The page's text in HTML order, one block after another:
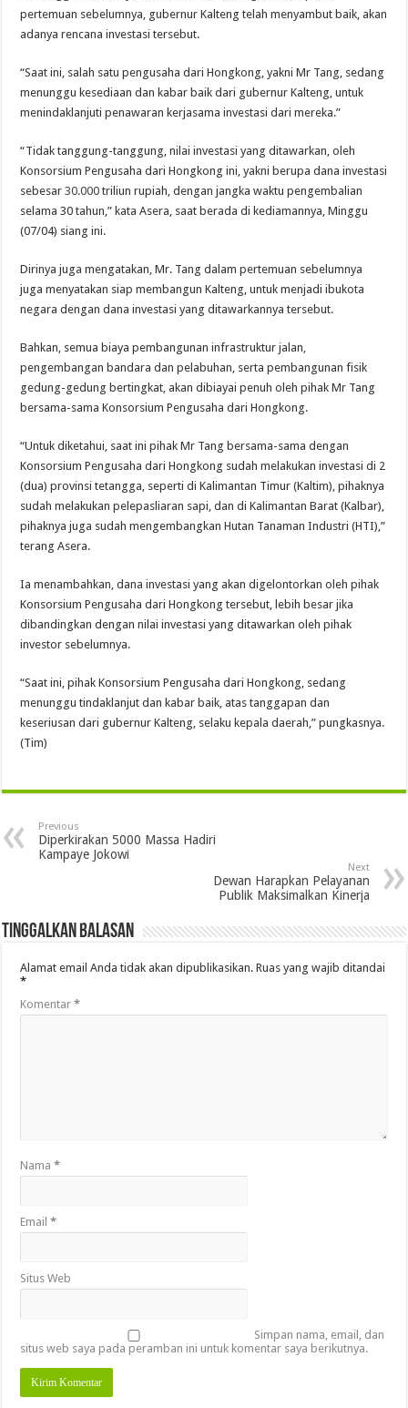
pertemuan sebelumnya, gubernur Kalteng telah menyambut baik, akan
adanya rencana investasi tersebut.
“Saat ini, salah satu pengusaha dari Hongkong, yakni Mr Tang, sedang
menunggu kesediaan dan kabar baik dari gubernur Kalteng, untuk
menindaklanjuti penawaran kerjasama investasi dari mereka.”
“Tidak tanggung-tanggung, nilai investasi yang ditawarkan, oleh
Konsorsium Pengusaha dari Hongkong ini, yakni berupa dana investasi
sebesar30.000 triliun rupiah, dengan jangka waktu pengembalian
selama 30 tahun,” kata Asera, saat berada di kediamannya, Minggu
(07/04) siang ini.
Dirinya juga mengatakan, Mr. Tang dalam pertemuan sebelumnya
juga menyatakan siap membangun Kalteng, untuk menjadi ibukota
negara dengan dana investasi yang ditawarkannya tersebut.
Bahkan, semua biaya pembangunan infrastruktur jalan,
pengembangan bandara dan pelabuhan, serta pembangunan fisik
gedung-gedung bertingkat, akan dibiayai penuh oleh pihak Mr Tang
bersama-sama Konsorsium Pengusaha dari Hongkong.
“Untuk diketahui, saat ini pihak Mr Tang bersama-sama dengan
Konsorsium Pengusaha dari Hongkong sudah melakukan investasi di 2
(dua) provinsi tetangga, seperti di Kalimantan Timur (Kaltim), pihaknya
sudah melakukan pelepasliaran sapi, dan di Kalimantan Barat (Kalbar),
pihaknya juga sudah mengembangkan Hutan Tanaman Industri (HTI),”
terang Asera.
Ia menambahkan, dana investasi yang akan digelontorkan oleh pihak
Konsorsium Pengusaha dari Hongkong tersebut, lebih besar jika
dibandingkan dengan nilai investasi yang ditawarkan oleh pihak
investor sebelumnya.
“Saat ini, pihak Konsorsium Pengusaha dari Hongkong, sedang
menunggu tindaklanjut dan kabar baik, atas tanggapan dan
keseriusan dari gubernur Kalteng, selaku kepala daerah,” pungkasnya.
(Tim)
Previous
Diperkirakan 5000 Massa Hadiri
Kampaye Jokowi
Next
Dewan Harapkan Pelayanan
Publik Maksimalkan Kinerja
Tinggalkan Balasan
Alamat email Anda tidak akan dipublikasikan. Ruas yang wajib ditandai
*
Komentar*
Nama*
Email*
Situs Web
Simpan nama, email, dan
situs web saya pada peramban ini untuk komentar saya berikutnya.